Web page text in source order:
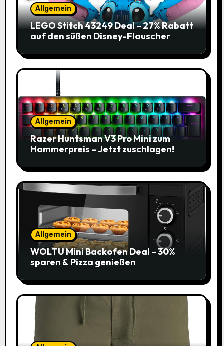
Allgemein
LEGO Stitch 43249 Deal – 27% Rabatt
auf den süßen Disney-Flauscher
Allgemein
Razer Huntsman V3 Pro Mini zum
Hammerpreis – Jetzt zuschlagen!
Allgemein
WOLTU Mini Backofen Deal – 30%
sparen & Pizza genießen